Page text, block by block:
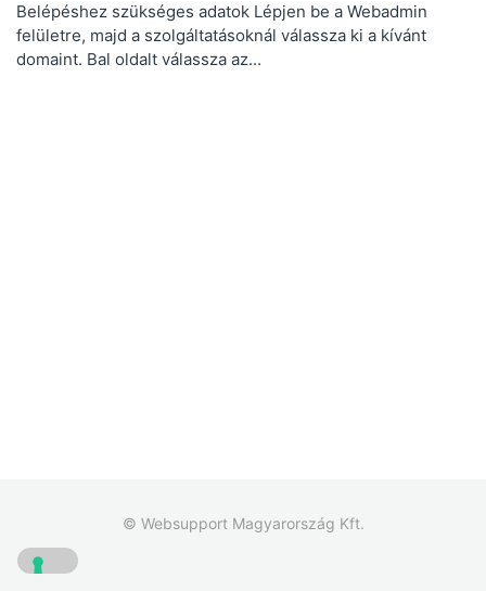
Belépéshez szükséges adatok Lépjen be a Webadmin
felületre, majd a szolgáltatásoknál válassza ki a kívánt
domaint. Bal oldalt válassza az...
© Websupport Magyarország Kft.